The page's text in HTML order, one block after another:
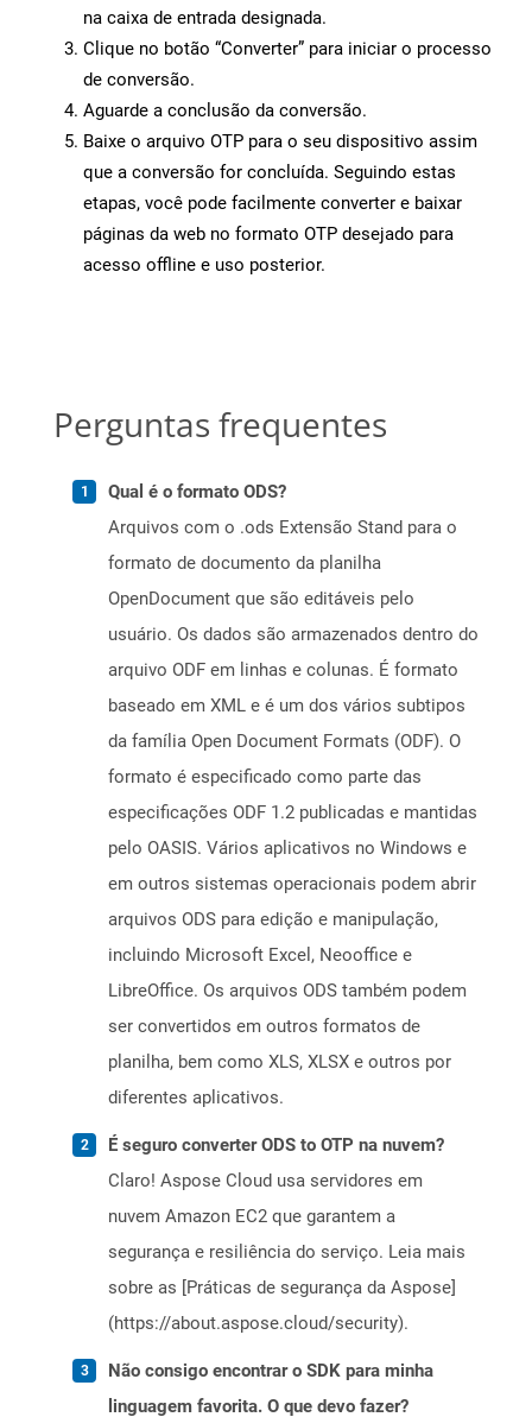
na caixa de entrada designada.
Clique no botão “Converter” para iniciar o processo
de conversão.
Aguarde a conclusão da conversão.
Baixe o arquivo OTP para o seu dispositivo assim
que a conversão for concluída. Seguindo estas
etapas, você pode facilmente converter e baixar
páginas da web no formato OTP desejado para
acesso offline e uso posterior.
Perguntas frequentes
Qual é o formato ODS?
Arquivos com o .ods Extensão Stand para o
formato de documento da planilha
OpenDocument que são editáveis ​​pelo
usuário. Os dados são armazenados dentro do
arquivo ODF em linhas e colunas. É formato
baseado em XML e é um dos vários subtipos
da família Open Document Formats (ODF). O
formato é especificado como parte das
especificações ODF 1.2 publicadas e mantidas
pelo OASIS. Vários aplicativos no Windows e
em outros sistemas operacionais podem abrir
arquivos ODS para edição e manipulação,
incluindo Microsoft Excel, Neooffice e
LibreOffice. Os arquivos ODS também podem
ser convertidos em outros formatos de
planilha, bem como XLS, XLSX e outros por
diferentes aplicativos.
É seguro converter ODS to OTP na nuvem?
Claro! Aspose Cloud usa servidores em
nuvem Amazon EC2 que garantem a
segurança e resiliência do serviço. Leia mais
sobre as [Práticas de segurança da Aspose]
(https://about.aspose.cloud/security).
Não consigo encontrar o SDK para minha
linguagem favorita. O que devo fazer?